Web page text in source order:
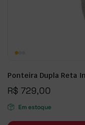
Ponteira Dupla Reta
R$ 729,00
Em estoque